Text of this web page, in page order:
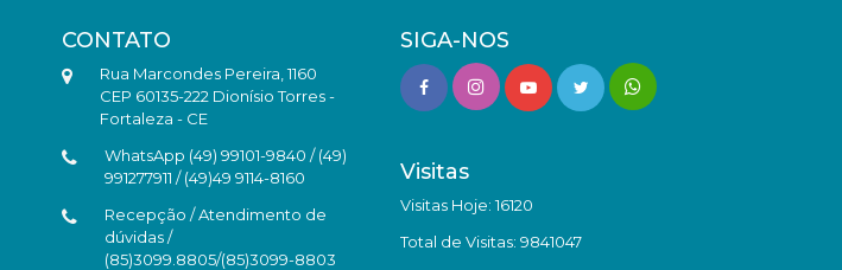
CONTATO
Rua Marcondes Pereira, 1160
CEP 60135-222 Dionísio Torres -
Fortaleza - CE
WhatsApp (49) 99101-9840 / (49)
991277911 / (49)49 9114-8160
Recepção / Atendimento de
dúvidas /
(85)3099.8805/(85)3099-8803
SIGA-NOS
Visitas
Visitas Hoje: 16120
Total de Visitas: 9841047